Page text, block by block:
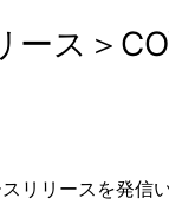
ース＞
リリースを発信